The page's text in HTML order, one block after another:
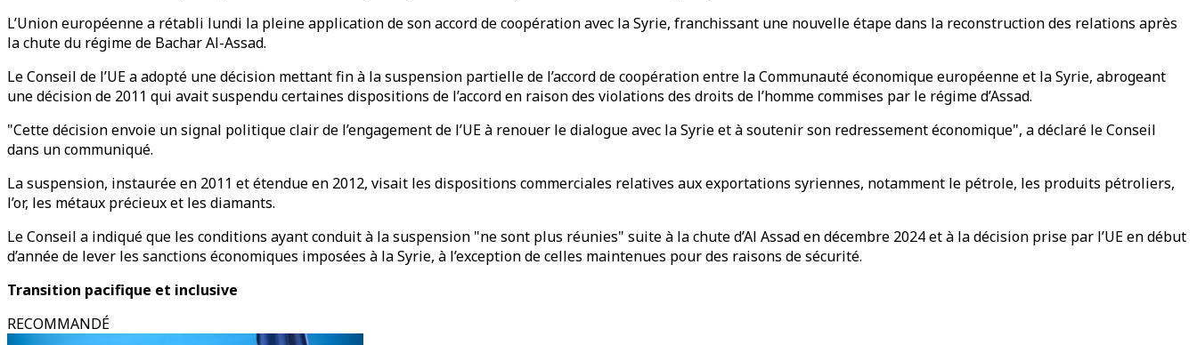
L’Union européenne a rétabli lundi la pleine application de son accord de coopération avec la Syrie, franchissant une nouvelle étape dans la reconstruction des relations après
la chute du régime de Bachar Al-Assad.
Le Conseil de l’UE a adopté une décision mettant fin à la suspension partielle de l’accord de coopération entre la Communauté économique européenne et la Syrie, abrogeant
une décision de 2011 qui avait suspendu certaines dispositions de l’accord en raison des violations des droits de l’homme commises par le régime d’Assad.
"Cette décision envoie un signal politique clair de l’engagement de l’UE à renouer le dialogue avec la Syrie et à soutenir son redressement économique", a déclaré le Conseil
dans un communiqué.
La suspension, instaurée en 2011 et étendue en 2012, visait les dispositions commerciales relatives aux exportations syriennes, notamment le pétrole, les produits pétroliers,
l’or, les métaux précieux et les diamants.
Le Conseil a indiqué que les conditions ayant conduit à la suspension "ne sont plus réunies" suite à la chute d’Al Assad en décembre 2024 et à la décision prise par l’UE en début
d’année de lever les sanctions économiques imposées à la Syrie, à l’exception de celles maintenues pour des raisons de sécurité.
Transition pacifique et inclusive
RECOMMANDÉ